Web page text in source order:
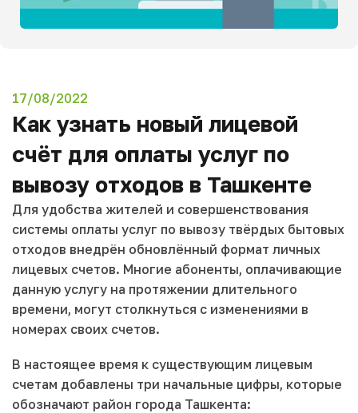
17/08/2022
Как узнать новый лицевой
счёт для оплаты услуг по
вывозу отходов в Ташкенте
Для удобства жителей и совершенствования
системы оплаты услуг по вывозу твёрдых бытовых
отходов внедрён обновлённый формат личных
лицевых счетов. Многие абоненты, оплачивающие
данную услугу на протяжении длительного
времени, могут столкнуться с изменениями в
номерах своих счетов.
В настоящее время к существующим лицевым
счетам добавлены три начальные цифры, которые
обозначают район города Ташкента: